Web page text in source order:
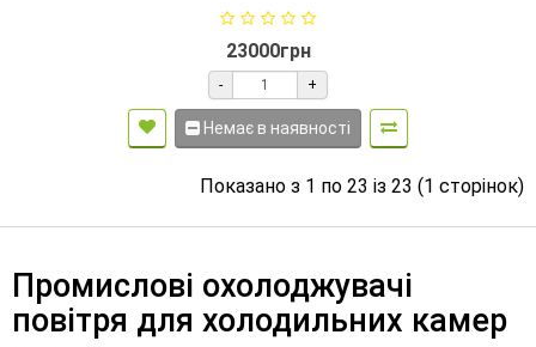
23000грн
- +
Немає в наявності
Показано з 1 по 23 із 23 (1 сторінок)
Промислові охолоджувачі
повітря для холодильних камер